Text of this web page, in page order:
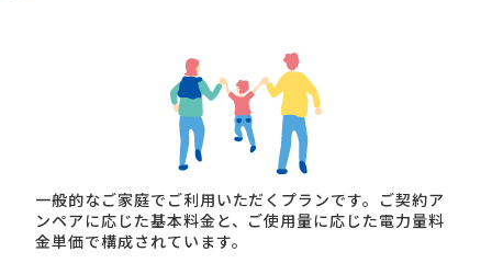
一般的なご家庭でご利用いただくプランです。ご契約ア
ンペアに応じた基本料金と、ご使用量に応じた電力量料
金単価で構成されています。